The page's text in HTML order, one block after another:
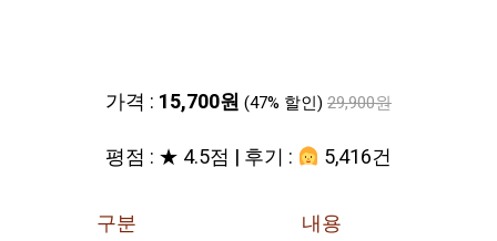
가격 : 15,700원 (47% 할인) 29,900원
평점 : ★ 4.5점 | 후기 : 5,416건
구분
내용